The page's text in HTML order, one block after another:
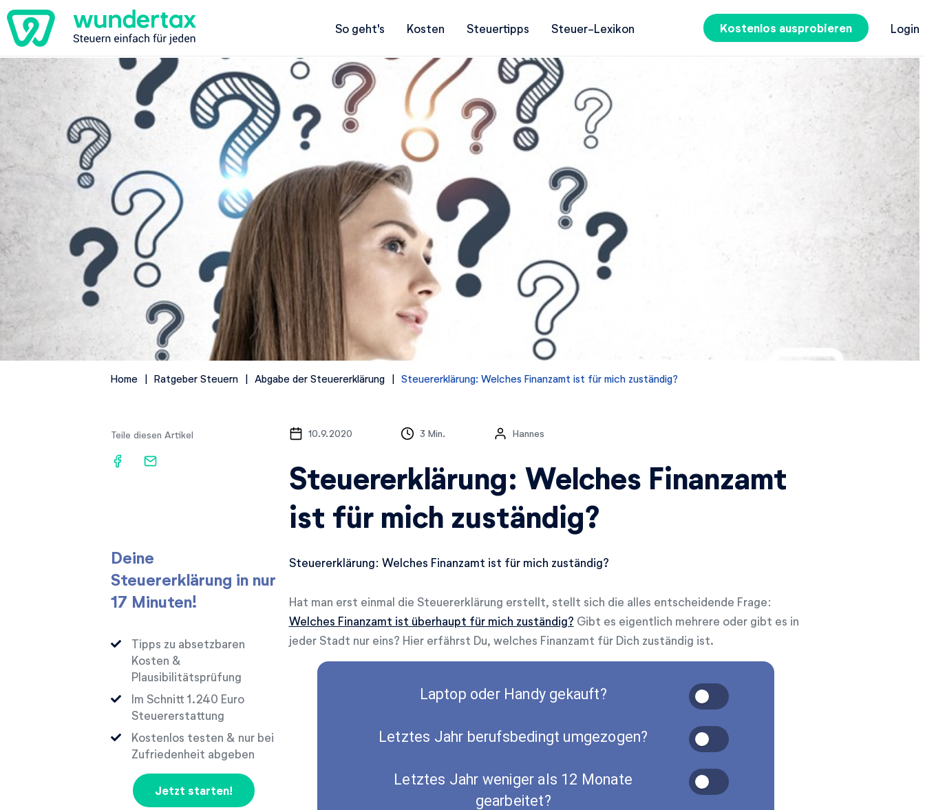
So geht's Kosten Steuertipps Steuer-Lexikon Kostenlos ausprobieren Login
Home Ratgeber Steuern Abgabe der Steuererklärung Steuererklärung: Welches Finanzamt ist für mich zuständig?
Teile diesen Artikel
Deine
Steuererklärung in nur
17 Minuten!
Tipps zu absetzbaren
Kosten &
Plausibilitätsprüfung
Im Schnitt
Euro
Steuererstattung
Kostenlos testen & nur bei
Zufriedenheit abgeben
Jetzt starten!
10.9.2020 3 Min. Hannes
Steuererklärung: Welches Finanzamt
ist für mich zuständig?
Steuererklärung: Welches Finanzamt ist für mich zuständig?
Hat man erst einmal die Steuererklärung erstellt, stellt sich die alles entscheidende Frage:
Welches Finanzamt ist überhaupt für mich zuständig? Gibt es eigentlich mehrere oder gibt es in
jeder Stadt nur eins? Hier erfährst Du, welches Finanzamt für Dich zuständig ist.
Laptop oder Handy gekauft?
Letztes Jahr berufsbedingt umgezogen?
Letztes Jahr weniger als 12 Monate
gearbeitet?